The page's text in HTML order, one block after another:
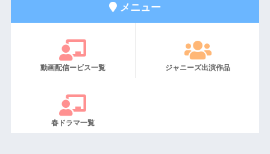
メニュー
動画配信ービス一覧 ジャニーズ出演作品
春ドラマ一覧